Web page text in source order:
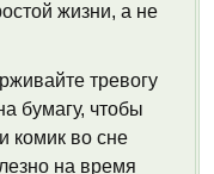
жизни, а не
тревогу
бумагу, чтобы
комик во сне
на время